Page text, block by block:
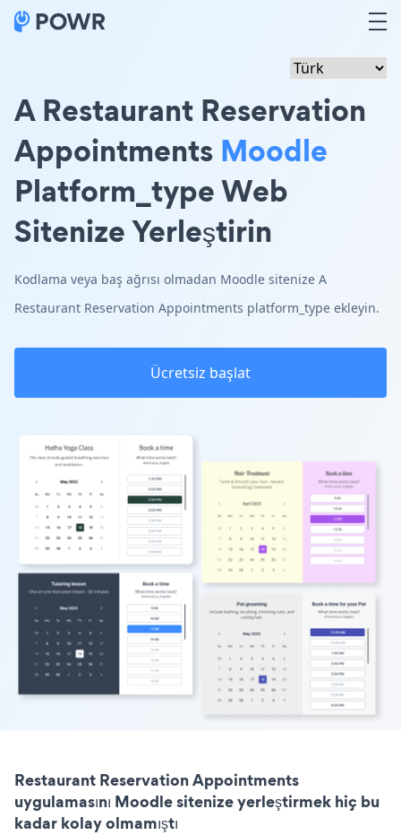
A Restaurant Reservation
Appointments Moodle
Platform_type Web
Sitenize Yerleştirin
Kodlama veya baş ağrısı olmadan Moodle sitenize A
Restaurant Reservation Appointments platform_type ekleyin.
Ücretsiz başlat
Restaurant Reservation Appointments
uygulamasını Moodle sitenize yerleştirmek hiç bu
kadar kolay olmamıştı